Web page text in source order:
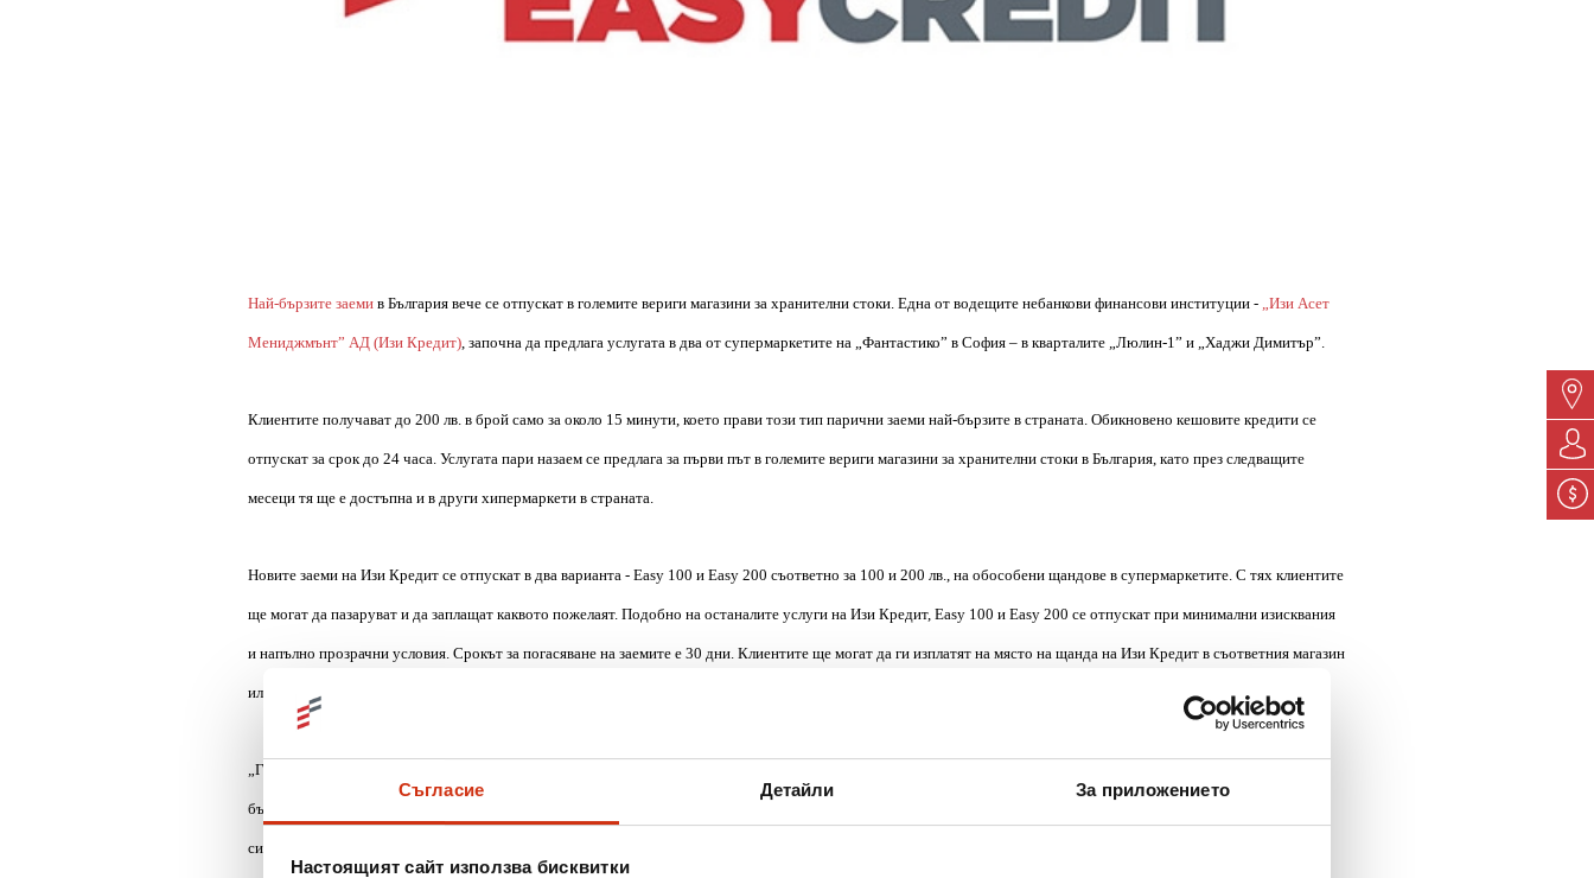
Съгласие Детайли За приложението
Настоящият сайт използва бисквитки
Най-бързите заеми в България вече се отпускат в големите вериги магазини за хранителни стоки. Една от водещите небанкови финансови институции - „Изи Асет
Мениджмънт” АД (Изи Кредит), започна да предлага услугата в два от супермаркетите на „Фантастико” в София – в кварталите „Люлин-1” и „Хаджи Димитър”.
Клиентите получават до 200 лв. в брой само за около 15 минути, което прави този тип парични заеми най-бързите в страната. Обикновено кешовите кредити се
отпускат за срок до 24 часа. Услугата пари назаем се предлага за първи път в големите вериги магазини за хранителни стоки в България, като през следващите
месеци тя ще е достъпна и в други хипермаркети в страната.
Новите заеми на Изи Кредит се отпускат в два варианта - Easy 100 и Easy 200 съответно за 100 и 200 лв., на обособени щандове в супермаркетите. С тях клиентите
ще могат да пазаруват и да заплащат каквото пожелаят. Подобно на останалите услуги на Изи Кредит, Easy 100 и Easy 200 се отпускат при минимални изисквания
и напълно прозрачни условия. Срокът за погасяване на заемите е 30 дни. Клиентите ще могат да ги изплатят на място на щанда на Изи Кредит в съответния магазин
или по банков път.
„Големите вериги магазини за хранителни стоки са места, в които се отбива почти всеки човек. Това превръща супермаркетите в удобно място за отпускане на
бързи заеми, с които хората да покриват финансовите си нужди веднага”, смята изпълнителният директор на Изи Кредит Неделчо Спасов. Стриктните мерки за
сигурност в търговските обекти също ги прави подходящи за предоставянето на финансови услуги.